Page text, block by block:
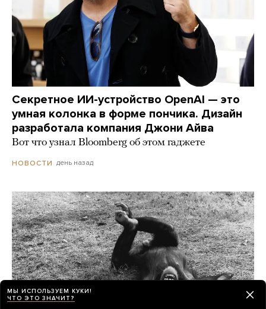
Секретное ИИ-устройство OpenAI — это
умная колонка в форме пончика. Дизайн
разработала компания Джони Айва
Вот что узнал Bloomberg об этом гаджете
НОВОСТИ день назад
МЫ ИСПОЛЬЗУЕМ КУКИ!
ЧТО ЭТО ЗНАЧИТ?